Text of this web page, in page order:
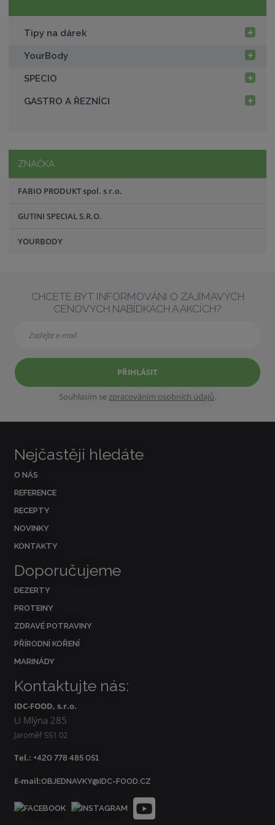
Tipy na dárek
YourBody
SPECIO
GASTRO A ŘEZNÍCI
ZNAČKA
FABIO PRODUKT spol. s r.o.
GUTINI SPECIAL S.R.O.
YOURBODY
CHCETE BÝT INFORMOVÁNI O ZAJÍMAVÝCH
CENOVÝCH NABÍDKÁCH A AKCÍCH?
PŘIHLÁSIT
Souhlasím sezpracováním osobních údajů.
Nejčastěji hledáte
O NÁS
REFERENCE
RECEPTY
NOVINKY
KONTAKTY
Doporučujeme
DEZERTY
PROTEINY
ZDRAVÉ POTRAVINY
PŘÍRODNÍ KOŘENÍ
MARINÁDY
Kontaktujte nás:
IDC-FOOD, s.r.o.
U Mlýna 285
Jaroměř 551 02
Tel.: +420 778 485 051
E-mail:OBJEDNAVKY@IDC-FOOD.CZ